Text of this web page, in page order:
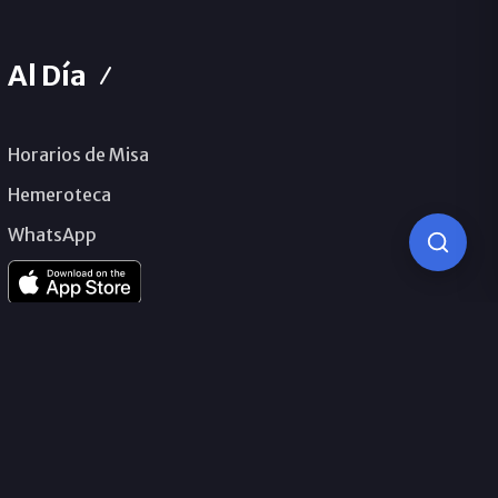
Al Día
Horarios de Misa
Hemeroteca
WhatsApp